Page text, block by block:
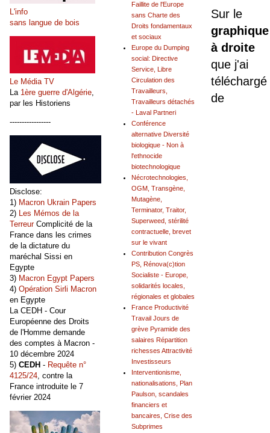
Sur le
graphique
à droite
que j'ai
téléchargé
de
Faillite de l'Europe
sans Charte des
Droits fondamentaux
et sociaux
Europe du Dumping
social: Directive
Service, Libre
Circulation des
Travailleurs,
Travailleurs détachés
- Laval Partneri
Conférence
alternative Diversité
biologique - Non à
l'ethnocide
biotechnologique
Nécrotechnologies,
OGM, Transgène,
Mutagène,
Terminator, Traitor,
Superweed, stérilité
contractuelle, brevet
sur le vivant
Contribution Congrès
PS, Rénova(c)tion
Socialiste - Europe,
solidarités locales,
régionales et globales
France Productivité
Travail Jours de
grève Pyramide des
salaires Répartition
richesses Attractivité
Investisseurs
Interventionisme,
nationalisations, Plan
Paulson, scandales
financiers et
bancaires, Crise des
Subprimes
L'info
sans langue de bois
Le Média TV
La 1ère guerre d'Algérie
par les Historiens
-----------------
Disclose:
1) Macron Ukrain Papers
2) Les Mémos de la
TerreurComplicité de la
France dans les crimes
de la dictature du
maréchal Sissi en
Egypte
3) Macron Egypt Papers
4) Opération Sirli Macron
en Egypte
La CEDH - Cour
Européenne des Droits
de l'Homme demande
des comptes à Macron -
10 décembre 2024
5) CEDH - Requête n°
4125/24, contre la
France introduite le 7
février 2024